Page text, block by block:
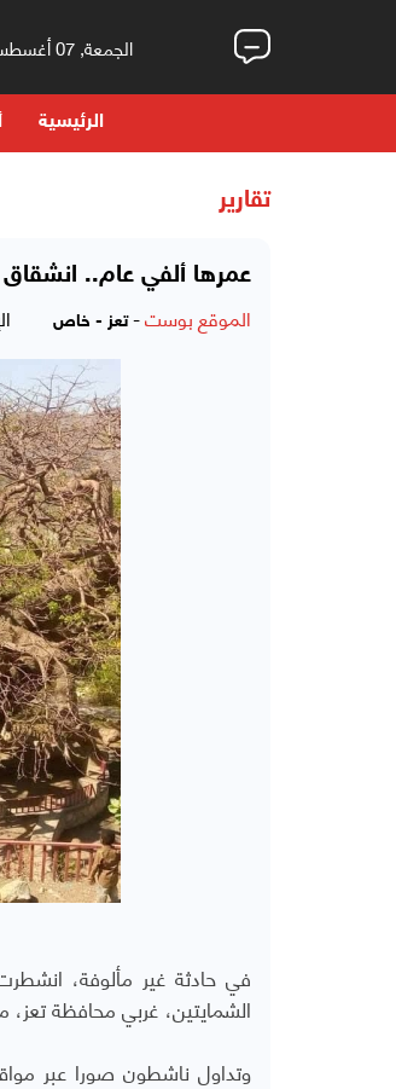
الجمعة, 07 أغسطس, 2026 02:24 صباحاً
الرئيسية
تقارير
عمرها ألفي عام.. انشقاق
الموقع بوست-تعز - خاص
في حادثة غير مألوفة،
الشمايتين، غربي محافظة تعز،
وتداول ناشطون صورا عبر